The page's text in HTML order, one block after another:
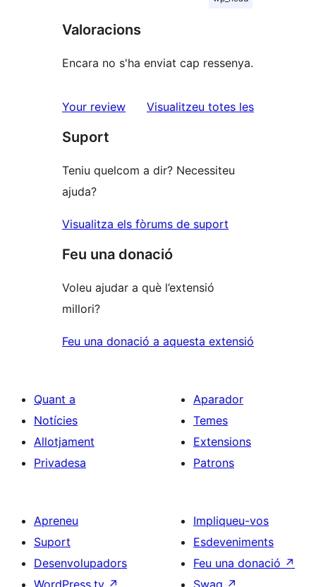
Valoracions
Encara no s'ha enviat cap ressenya.
Your review Visualitzeu totes lesressenyes
Suport
Teniu quelcom a dir? Necessiteu
ajuda?
Visualitza els fòrums de suport
Feu una donació
Voleu ajudar a què l’extensió
millori?
Feu una donació a aquesta extensió
Quant a
Notícies
Allotjament
Privadesa
Aparador
Temes
Extensions
Patrons
Apreneu
Suport
Desenvolupadors
WordPress.tv ↗
Impliqueu-vos
Esdeveniments
Feu una donació ↗
Swag ↗